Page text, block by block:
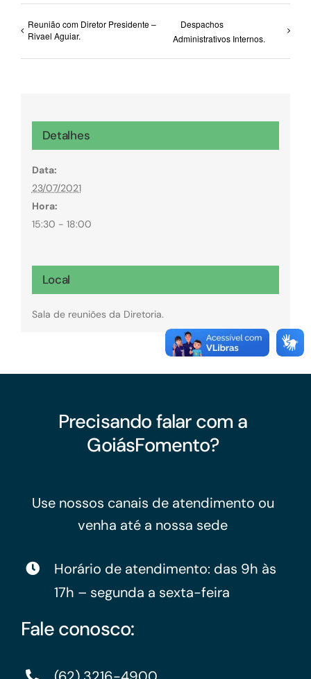
Reunião com Diretor Presidente –
Rivael Aguiar.
Despachos
Administrativos Internos.
Detalhes
Data:
23/07/2021
Hora:
15:30 - 18:00
Local
Sala de reuniões da Diretoria.
Precisando falar com a
GoiásFomento?
Use nossos canais de atendimento ou
venha até a nossa sede
Horário de atendimento: das 9h às
17h – segunda a sexta-feira
Fale conosco: